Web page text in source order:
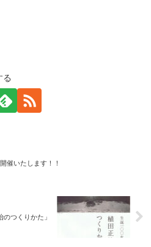
る
催いたします！！
つくりかた」